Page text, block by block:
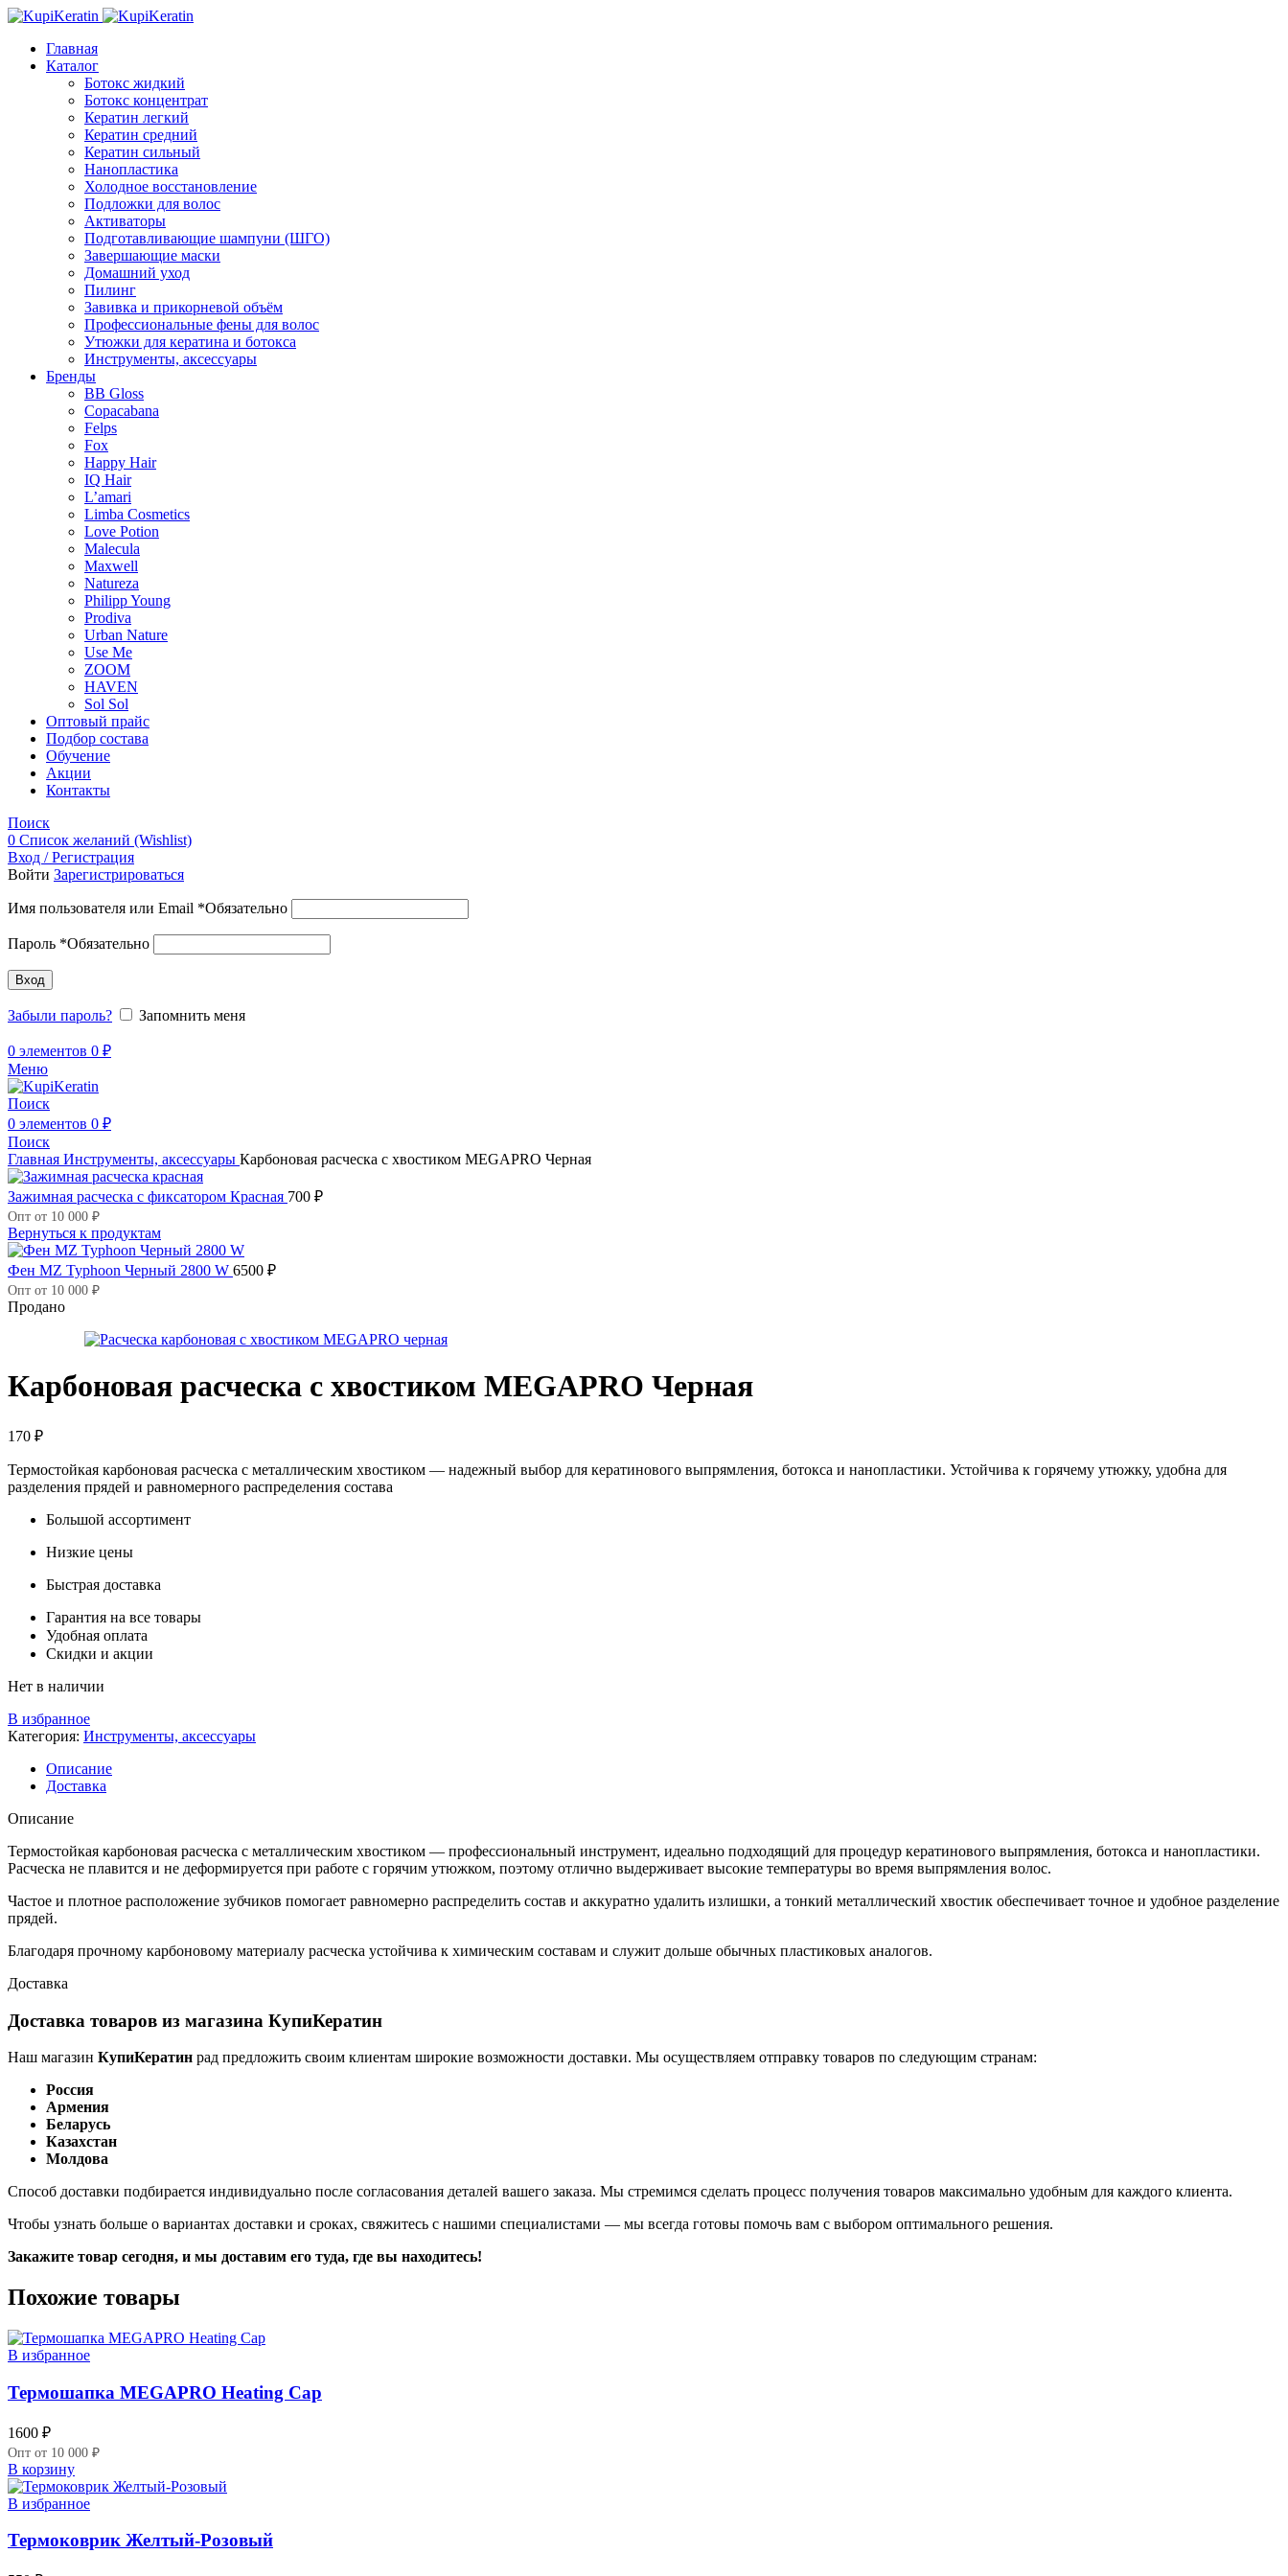
Главная
Каталог
Ботокс жидкий
Ботокс концентрат
Кератин легкий
Кератин средний
Кератин сильный
Нанопластика
Холодное восстановление
Подложки для волос
Активаторы
Подготавливающие шампуни (ШГО)
Завершающие маски
Домашний уход
Пилинг
Завивка и прикорневой объём
Профессиональные фены для волос
Утюжки для кератина и ботокса
Инструменты, аксессуары
Бренды
BB Gloss
Copacabana
Felps
Fox
Happy Hair
IQ Hair
L’amari
Limba Cosmetics
Love Potion
Malecula
Maxwell
Natureza
Philipp Young
Prodiva
Urban Nature
Use Me
ZOOM
HAVEN
Sol Sol
Оптовый прайс
Подбор состава
Обучение
Акции
Контакты
Поиск
0 Список желаний (Wishlist)
Вход / Регистрация
Войти Зарегистрироваться
Имя пользователя или Email *Обязательно
Пароль *Обязательно
Вход
Забыли пароль? Запомнить меня
0 элементов 0 ₽
Меню
Поиск
0 элементов 0 ₽
Поиск
Главная Инструменты, аксессуары Карбоновая расческа с хвостиком MEGAPRO Черная
Зажимная расческа с фиксатором Красная 700 ₽
Опт от 10 000 ₽
Вернуться к продуктам
Фен MZ Typhoon Черный 2800 W 6500 ₽
Опт от 10 000 ₽
Продано
Карбоновая расческа с хвостиком MEGAPRO Черная
170 ₽
Термостойкая карбоновая расческа с металлическим хвостиком — надежный выбор для кератинового выпрямления, ботокса и нанопластики. Устойчива к горячему утюжку, удобна для
разделения прядей и равномерного распределения состава
Большой ассортимент
Низкие цены
Быстрая доставка
Гарантия на все товары
Удобная оплата
Скидки и акции
Нет в наличии
В избранное
Категория: Инструменты, аксессуары
Описание
Доставка
Описание
Термостойкая карбоновая расческа с металлическим хвостиком — профессиональный инструмент, идеально подходящий для процедур кератинового выпрямления, ботокса и нанопластики.
Расческа не плавится и не деформируется при работе с горячим утюжком, поэтому отлично выдерживает высокие температуры во время выпрямления волос.
Частое и плотное расположение зубчиков помогает равномерно распределить состав и аккуратно удалить излишки, а тонкий металлический хвостик обеспечивает точное и удобное разделение
прядей.
Благодаря прочному карбоновому материалу расческа устойчива к химическим составам и служит дольше обычных пластиковых аналогов.
Доставка
Доставка товаров из магазина КупиКератин
Наш магазин КупиКератин рад предложить своим клиентам широкие возможности доставки. Мы осуществляем отправку товаров по следующим странам:
Россия
Армения
Беларусь
Казахстан
Молдова
Способ доставки подбирается индивидуально после согласования деталей вашего заказа. Мы стремимся сделать процесс получения товаров максимально удобным для каждого клиента.
Чтобы узнать больше о вариантах доставки и сроках, свяжитесь с нашими специалистами — мы всегда готовы помочь вам с выбором оптимального решения.
Закажите товар сегодня, и мы доставим его туда, где вы находитесь!
Похожие товары
В избранное
Термошапка MEGAPRO Heating Cap
1600 ₽
Опт от 10 000 ₽
В корзину
В избранное
Термоковрик Желтый-Розовый